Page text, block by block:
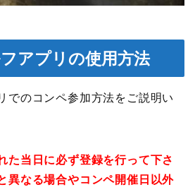
アプリの使用方法
でのコンペ参加方法をご説明い
た当日に必ず登録を行って下さ
異なる場合やコンペ開催日以外